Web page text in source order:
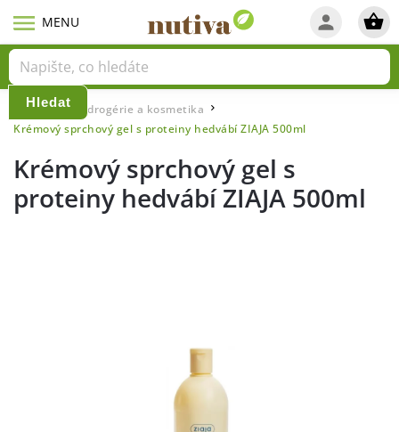
Hledat
Domů / Eko drogérie a kosmetika /
Krémový sprchový gel s proteiny hedvábí ZIAJA 500ml
Krémový sprchový gel s
proteiny hedvábí ZIAJA 500ml